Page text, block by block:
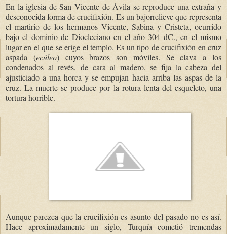
En la iglesia de San Vicente de Ávila se reproduce una extraña y
desconocida forma de crucifixión. Es un bajorrelieve que representa
el martirio de los hermanos Vicente, Sabina y Cristeta, ocurrido
bajo el dominio de Diocleciano en el año 304 dC., en el mismo
lugar en el que se erige el templo. Es un tipo de crucifixión en cruz
aspada (ecúleo) cuyos brazos son móviles. Se clava a los
condenados al revés, de cara al madero, se fija la cabeza del
ajusticiado a una horca y se empujan hacia arriba las aspas de la
cruz. La muerte se produce por la rotura lenta del esqueleto, una
tortura horrible.
Aunque parezca que la crucifixión es asunto del pasado no es así.
Hace aproximadamente un siglo, Turquía cometió tremendas